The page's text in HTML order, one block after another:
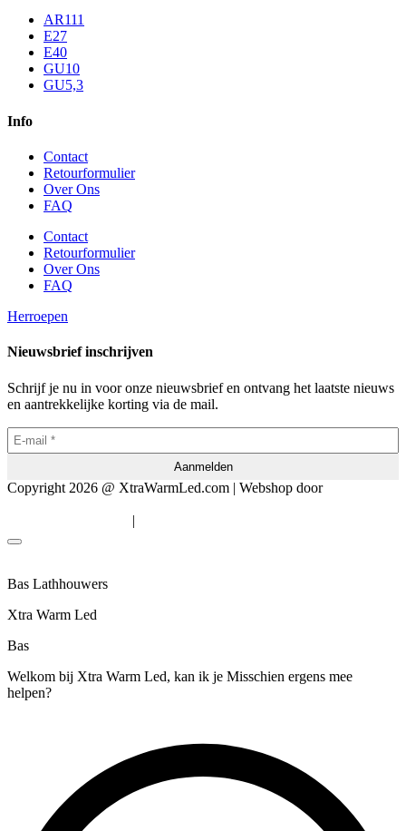
AR111
E27
E40
GU10
GU5,3
Info
Contact
Retourformulier
Over Ons
FAQ
Contact
Retourformulier
Over Ons
FAQ
Herroepen
Nieuwsbrief inschrijven
Schrijf je nu in voor onze nieuwsbrief en ontvang het laatste nieuws
en aantrekkelijke korting via de mail.
Copyright 2026 @ XtraWarmLed.com | Webshop door
|
Bas Lathhouwers
Xtra Warm Led
Bas
Welkom bij Xtra Warm Led, kan ik je Misschien ergens mee
helpen?